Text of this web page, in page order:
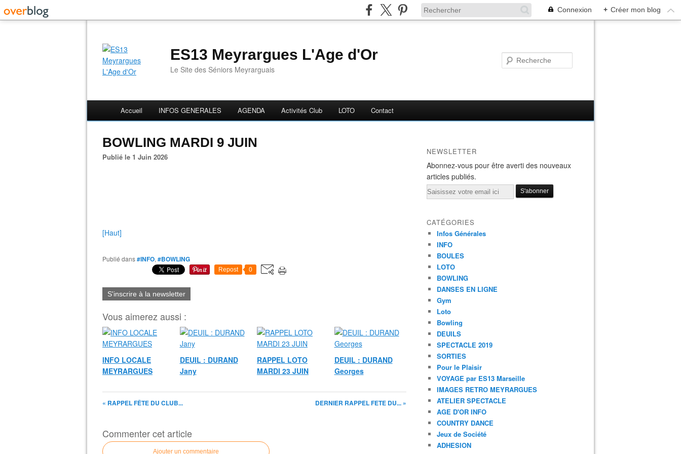
Connexion + Créer mon blog
ES13 Meyrargues L'Age d'Or
Le Site des Séniors Meyrarguais
Accueil INFOS GENERALES AGENDA Activités Club LOTO Contact
BOWLING MARDI 9 JUIN
Publié le 1 Juin 2026
[Haut]
Publié dans#INFO, #BOWLING
Repost 0
S'inscrire à la newsletter
Vous aimerez aussi :
INFO LOCALE
MEYRARGUES
DEUIL : DURAND
Jany
RAPPEL LOTO
MARDI 23 JUIN
DEUIL : DURAND
Georges
« RAPPEL FÊTE DU CLUB... DERNIER RAPPEL FETE DU... »
Commenter cet article
Ajouter un commentaire
NEWSLETTER
Abonnez-vous pour être averti des nouveaux
articles publiés.
Email
CATÉGORIES
Infos Générales
INFO
BOULES
LOTO
BOWLING
DANSES EN LIGNE
Gym
Loto
Bowling
DEUILS
SPECTACLE 2019
SORTIES
Pour le Plaisir
VOYAGE par ES13 Marseille
IMAGES RETRO MEYRARGUES
ATELIER SPECTACLE
AGE D'OR INFO
COUNTRY DANCE
Jeux de Société
ADHESION